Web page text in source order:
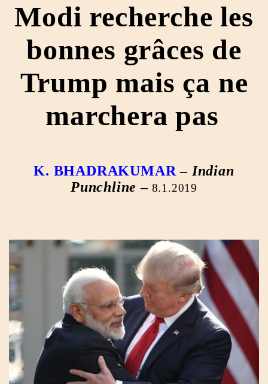
Modi recherche les
bonnes grâces de
Trump mais ça ne
marchera pas
K. BHADRAKUMAR–Indian
Punchline–8.1.2019